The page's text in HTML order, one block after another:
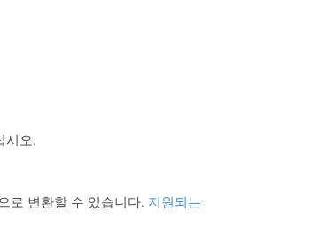
시오.
로 변환할 수 있습니다. 지원되는